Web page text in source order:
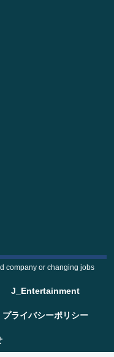
company or changing jobs
J_Entertainment
プライバシーポリシー